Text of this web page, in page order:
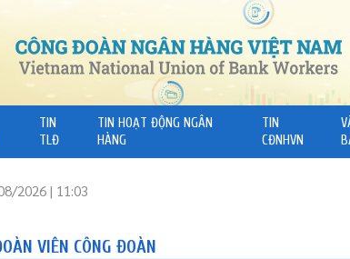
TIN
TLĐ
TIN HOẠT ĐỘNG NGÂN
HÀNG
TIN
CĐNHVN
2026 | 11:03
VIÊN CÔNG ĐOÀN